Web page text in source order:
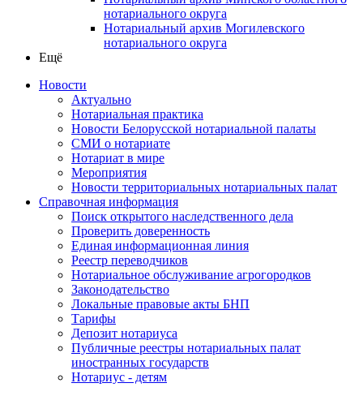
нотариального округа
Нотариальный архив Могилевского
нотариального округа
Ещё
Новости
Актуально
Нотариальная практика
Новости Белорусской нотариальной палаты
СМИ о нотариате
Нотариат в мире
Мероприятия
Новости территориальных нотариальных палат
Справочная информация
Поиск открытого наследственного дела
Проверить доверенность
Единая информационная линия
Реестр переводчиков
Нотариальное обслуживание агрогородков
Законодательство
Локальные правовые акты БНП
Тарифы
Депозит нотариуса
Публичные реестры нотариальных палат
иностранных государств
Нотариус - детям